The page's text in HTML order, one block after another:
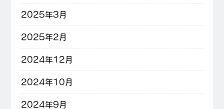
2025年3月
2025年2月
2024年12月
2024年10月
2024年9月